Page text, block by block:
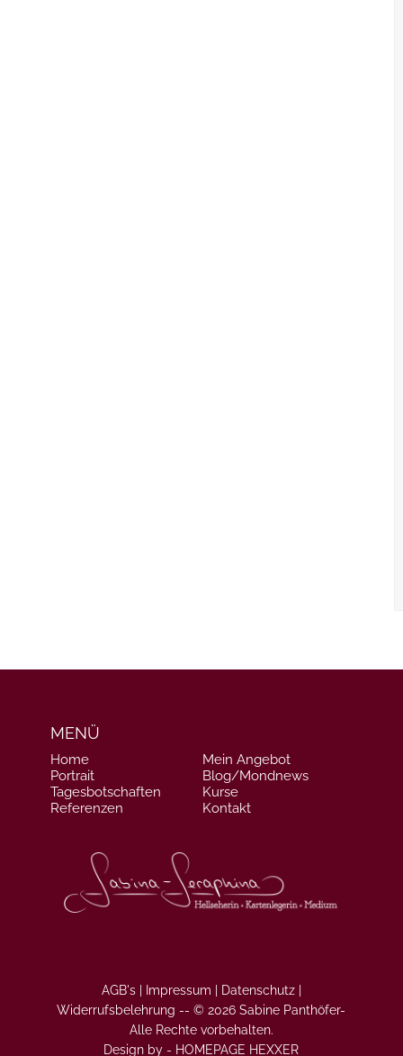
MENÜ
Home
Portrait
Tagesbotschaften
Referenzen
Mein Angebot
Blog/Mondnews
Kurse
Kontakt
AGB's | Impressum |
Datenschutz |
Widerrufsbelehrung --© 2026 Sabine Panthöfer-
Alle Rechte vorbehalten.
Design by - HOMEPAGE HEXXER